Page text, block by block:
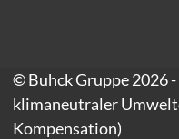
© Buhck Gruppe 2026
klimaneutraler
Kompensation)